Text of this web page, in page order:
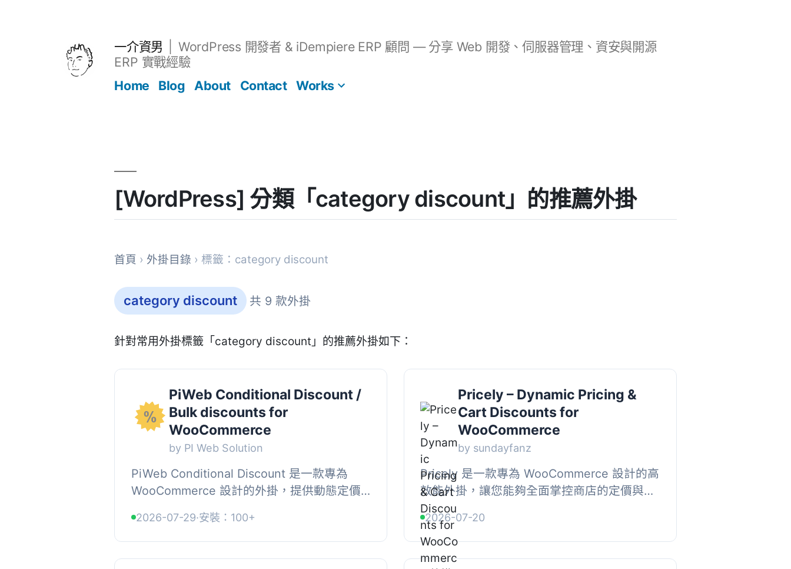
一介資男
WordPress 開發者 & iDempiere ERP 顧問 — 分享 Web 開發、伺服器管理、資安與開源
ERP 實戰經驗
Home
Blog About Contact Works
[WordPress] 分類「category discount」的推薦外掛
首頁 › 外掛目錄 › 標籤：category discount
category discount 共 9 款外掛
針對常用外掛標籤「category discount」的推薦外掛如下：
PiWeb Conditional Discount /
Bulk discounts for
WooCommerce
by PI Web Solution
PiWeb Conditional Discount 是一款專為
WooCommerce 設計的外掛，提供動態定價
家可以為顧客提供即時折扣及未來訂...
2026-07-29·安裝：100+
Pricely – Dynamic Pricing &
Cart Discounts for
WooCommerce
by sundayfanz
Pricely 是一款專為 WooCommerce 設計的高
效能外掛，讓您能夠全面掌控商店的定價與促
銷策略。無論是批量定價、季節性閃購或會員
折扣，這款外掛都能輕鬆管理各...
2026-07-20